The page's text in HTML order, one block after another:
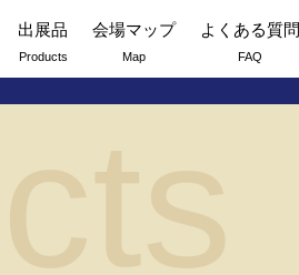
出展品
Products
会場マップ
Map
よくある質問
FAQ